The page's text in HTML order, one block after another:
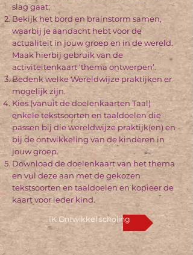
slag gaat;
Bekijk het bord en brainstorm samen,
waarbij je aandacht hebt voor de
actualiteit in jouw groep en in de wereld.
Maak hierbij gebruik van de
activiteitenkaart ‘thema ontwerpen’.
Bedenk welke Wereldwijze praktijken er
mogelijk zijn.
Kies (vanuit de doelenkaarten Taal)
enkele tekstsoorten en taaldoelen die
passen bij die wereldwijze praktijk(en) en
bij de ontwikkeling van de kinderen in
jouw groep.
Download de doelenkaart van het thema
en vul deze aan met de gekozen
tekstsoorten en taaldoelen en kopieer de
kaart voor ieder kind.
IK Ontwikkel scholing